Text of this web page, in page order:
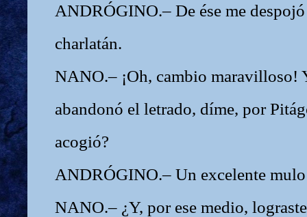
ANDRÓGINO.– De ése me
charlatán.
NANO.– ¡Oh, cambio maravilloso!
abandonó el letrado, díme, por
acogió?
ANDRÓGINO.– Un excelente
NANO.– ¿Y, por ese medio,